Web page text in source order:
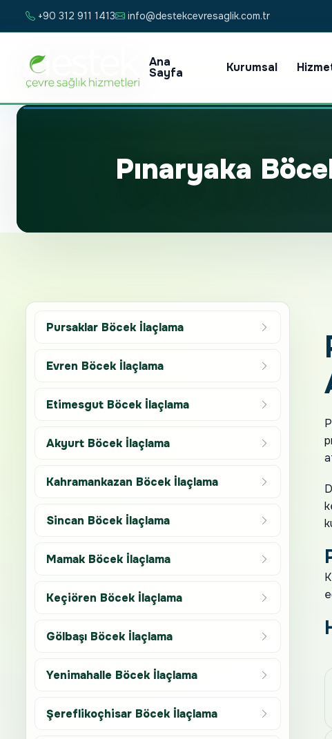
+90 312 911 1413 info@destekcevresaglik.com.tr
Ana
Sayfa Kurumsal
Pınaryaka
Pursaklar Böcek İlaçlama
Evren Böcek İlaçlama
Etimesgut Böcek İlaçlama
Akyurt Böcek İlaçlama
Kahramankazan Böcek İlaçlama
Sincan Böcek İlaçlama
Mamak Böcek İlaçlama
Keçiören Böcek İlaçlama
Gölbaşı Böcek İlaçlama
Yenimahalle Böcek İlaçlama
Şereflikoçhisar Böcek İlaçlama